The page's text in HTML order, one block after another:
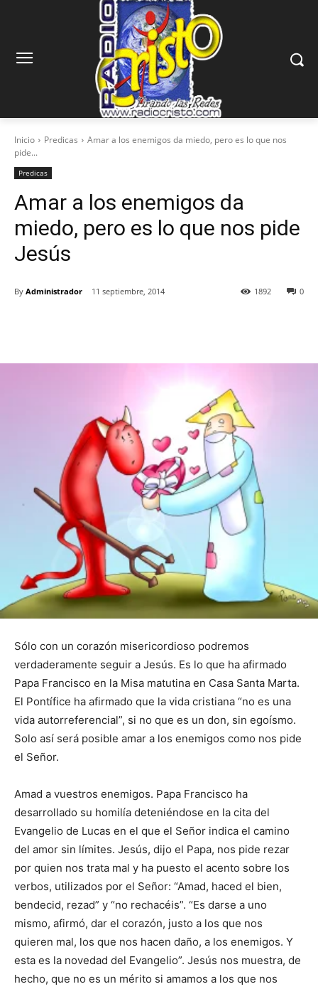
Inicio Predicas
Amar a los enemigos da miedo, pero es lo que nos
pide...
Predicas
Amar a los enemigos da
miedo, pero es lo que nos pide
Jesús
By Administrador 11 septiembre, 2014 0
1892
Sólo con un corazón misericordioso podremos
verdaderamente seguir a Jesús. Es lo que ha afirmado
Papa Francisco en la Misa matutina en Casa Santa Marta.
El Pontífice ha afirmado que la vida cristiana “no es una
vida autorreferencial”, si no que es un don, sin egoísmo.
Solo así será posible amar a los enemigos como nos pide
el Señor.
Amad a vuestros enemigos. Papa Francisco ha
desarrollado su homilía deteniéndose en la cita del
Evangelio de Lucas en el que el Señor indica el camino
del amor sin límites. Jesús, dijo el Papa, nos pide rezar
por quien nos trata mal y ha puesto el acento sobre los
verbos, utilizados por el Señor: “Amad, haced el bien,
bendecid, rezad” y “no rechacéis”. “Es darse a uno
mismo, afirmó, dar el corazón, justo a los que nos
quieren mal, los que nos hacen daño, a los enemigos. Y
esta es la novedad del Evangelio”. Jesús nos muestra, de
hecho, que no es un mérito si amamos a los que nos